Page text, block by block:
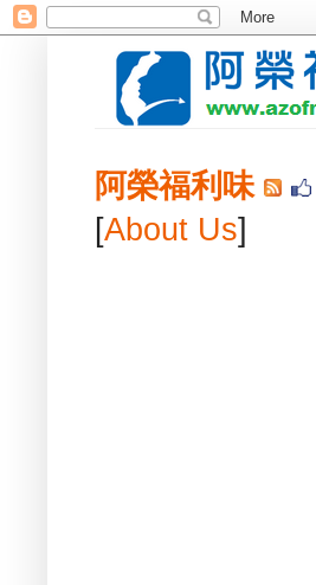
阿榮福利味
[About Us]